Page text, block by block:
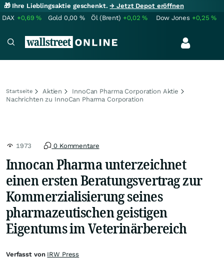
🎁 Ihre Lieblingsaktie geschenkt.→ Jetzt Depot eröffnen
DAX +0,69% Gold 0,00 % Öl (Brent) +0,02% Dow Jones +0,25%
Startseite Aktien
InnoCan Pharma Corporation Aktie
Nachrichten zu InnoCan Pharma Corporation
1973 0 Kommentare
Innocan Pharma unterzeichnet
einen ersten Beratungsvertrag zur
Kommerzialisierung seines
pharmazeutischen geistigen
Eigentums im Veterinärbereich
Verfasst von IRW Press